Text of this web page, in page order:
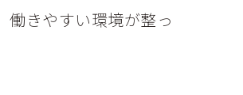
働きやすい環境が整っ